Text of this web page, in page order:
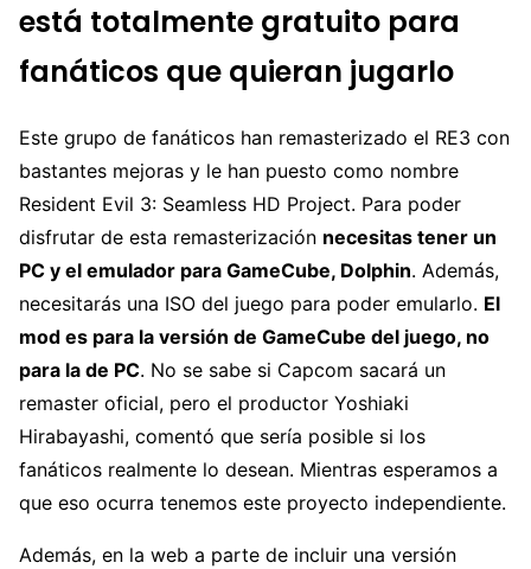
está totalmente gratuito para
fanáticos que quieran jugarlo
Este grupo de fanáticos han remasterizado el RE3 con
bastantes mejoras y le han puesto como nombre
Resident Evil 3: Seamless HD Project. Para poder
disfrutar de esta remasterización necesitas tener un
PC y el emulador para GameCube, Dolphin. Además,
necesitarás una ISO del juego para poder emularlo. El
mod es para la versión de GameCube del juego, no
para la de PC. No se sabe si Capcom sacará un
remaster oficial, pero el productor Yoshiaki
Hirabayashi, comentó que sería posible si los
fanáticos realmente lo desean. Mientras esperamos a
que eso ocurra tenemos este proyecto independiente.
Además, en la web a parte de incluir una versión